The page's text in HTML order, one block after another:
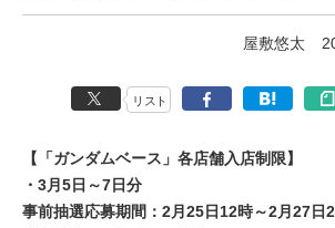
屋敷悠太
リスト
【「ガンダムベース」各店舗入店制限】
・3月5日～7日分
事前抽選応募期間：2月25日12時～2月27日